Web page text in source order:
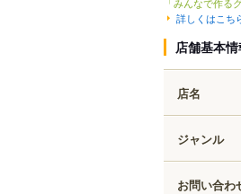
詳しくはこち
店舗基本情
店名
ジャンル
お問い合わ